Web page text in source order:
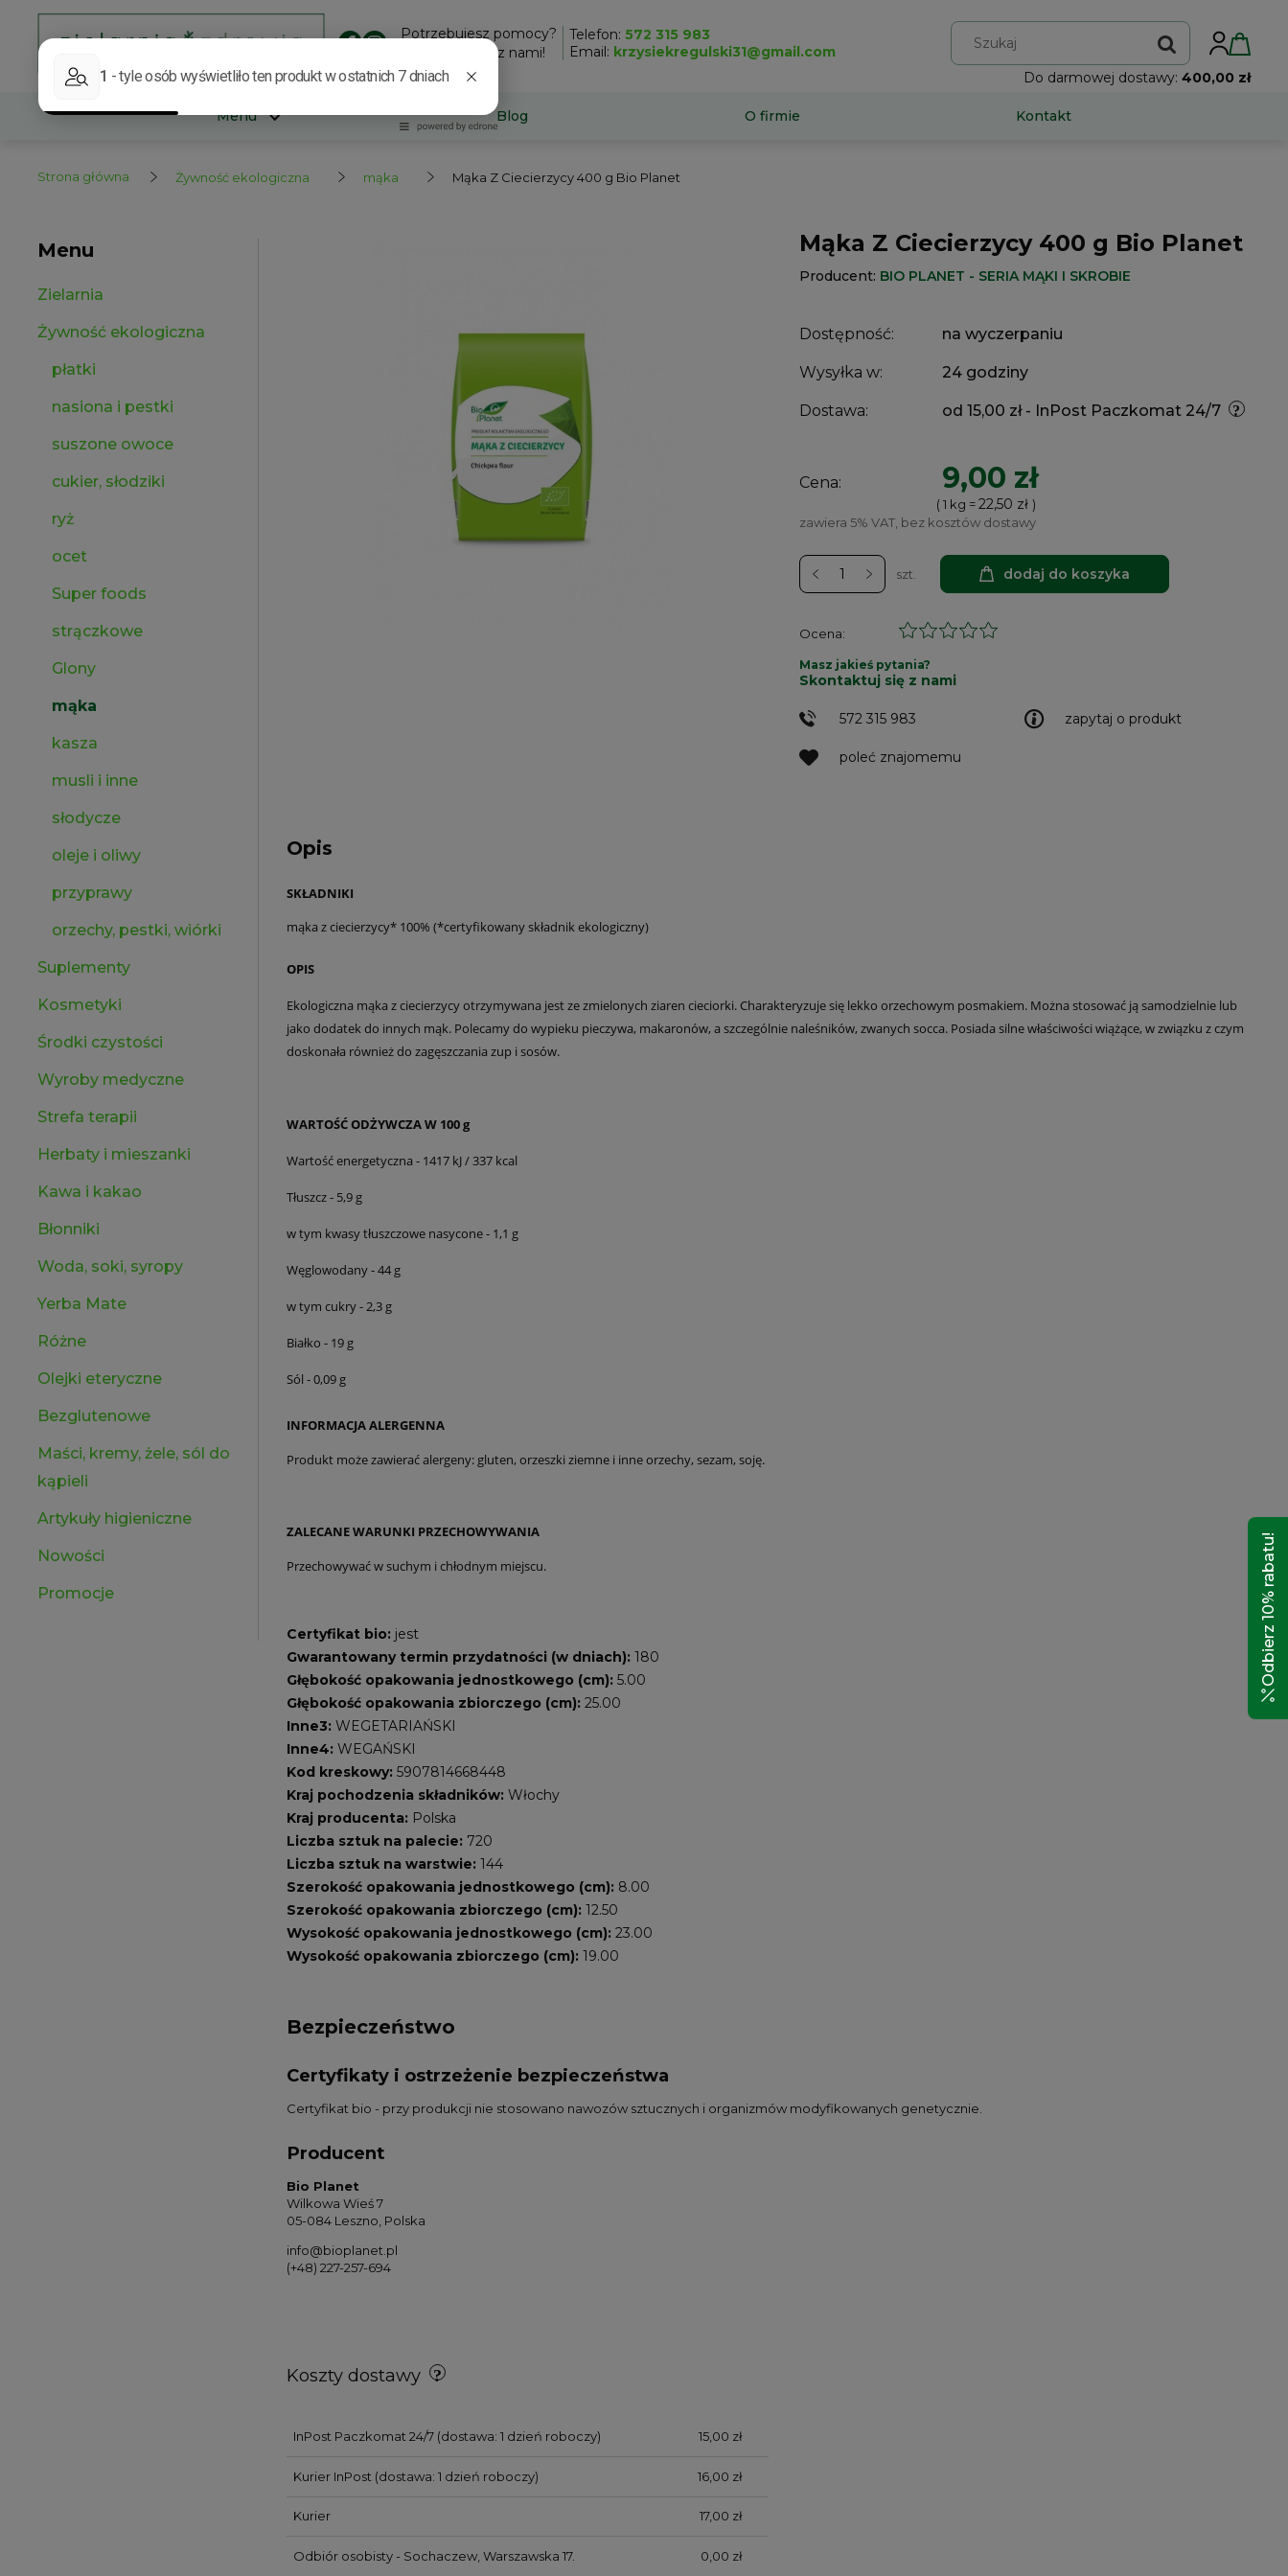
Potrzebujesz pomocy?
Skontaktuj się z nami!
Telefon: 572 315 983
Email: krzysiekregulski31@gmail.com
Do darmowej dostawy: 400,00 zł
Menu Blog O firmie Kontakt
Strona główna Żywność ekologiczna mąka Mąka Z Ciecierzycy 400 g Bio Planet
Menu
Zielarnia
Żywność ekologiczna
płatki
nasiona i pestki
suszone owoce
cukier, słodziki
ryż
ocet
Super foods
strączkowe
Glony
mąka
kasza
musli i inne
słodycze
oleje i oliwy
przyprawy
orzechy, pestki, wiórki
Suplementy
Kosmetyki
Środki czystości
Wyroby medyczne
Strefa terapii
Herbaty i mieszanki
Kawa i kakao
Błonniki
Woda, soki, syropy
Yerba Mate
Różne
Olejki eteryczne
Bezglutenowe
Maści, kremy, żele, sól do
kąpieli
Artykuły higieniczne
Nowości
Promocje
Mąka Z Ciecierzycy 400 g Bio Planet
Producent: BIO PLANET - SERIA MĄKI I SKROBIE
Dostępność: na wyczerpaniu
Wysyłka w: 24 godziny
Dostawa: od 15,00 zł - InPost Paczkomat 24/7
Cena: 9,00 zł
( 1 kg =22,50 zł)
zawiera 5% VAT, bez kosztów dostawy
szt. dodaj do koszyka
Ocena:
zapytaj o produkt
poleć znajomemu
Masz jakieś pytania?
Skontaktuj się z nami
572 315 983
Opis
SKŁADNIKI
mąka z ciecierzycy* 100% (*certyfikowany składnik ekologiczny)
OPIS
Ekologiczna mąka z ciecierzycy otrzymywana jest ze zmielonych ziaren cieciorki. Charakteryzuje się lekko orzechowym posmakiem. Można stosować ją samodzielnie lub
jako dodatek do innych mąk. Polecamy do wypieku pieczywa, makaronów, a szczególnie naleśników, zwanych socca. Posiada silne właściwości wiążące, w związku z czym
doskonała również do zagęszczania zup i sosów.
WARTOŚĆ ODŻYWCZA W 100 g
Wartość energetyczna - 1417 kJ / 337 kcal
Tłuszcz - 5,9 g
w tym kwasy tłuszczowe nasycone - 1,1 g
Węglowodany - 44 g
w tym cukry - 2,3 g
Białko - 19 g
Sól - 0,09 g
INFORMACJA ALERGENNA
Produkt może zawierać alergeny: gluten, orzeszki ziemne i inne orzechy, sezam, soję.
ZALECANE WARUNKI PRZECHOWYWANIA
Przechowywać w suchym i chłodnym miejscu.
Certyfikat bio: jest
Gwarantowany termin przydatności (w dniach): 180
Głębokość opakowania jednostkowego (cm): 5.00
Głębokość opakowania zbiorczego (cm): 25.00
Inne3: WEGETARIAŃSKI
Inne4: WEGAŃSKI
Kod kreskowy: 5907814668448
Kraj pochodzenia składników: Włochy
Kraj producenta: Polska
Liczba sztuk na palecie: 720
Liczba sztuk na warstwie: 144
Szerokość opakowania jednostkowego (cm): 8.00
Szerokość opakowania zbiorczego (cm): 12.50
Wysokość opakowania jednostkowego (cm): 23.00
Wysokość opakowania zbiorczego (cm): 19.00
Bezpieczeństwo
Certyfikaty i ostrzeżenie bezpieczeństwa
Certyfikat bio - przy produkcji nie stosowano nawozów sztucznych i organizmów modyfikowanych genetycznie.
Producent
Bio Planet
Wilkowa Wieś 7
05-084 Leszno, Polska
info@bioplanet.pl
(+48) 227-257-694
Koszty dostawy
InPost Paczkomat 24/7(dostawa: 1 dzień roboczy) 15,00 zł
Kurier InPost (dostawa: 1 dzień roboczy) 16,00 zł
Kurier 17,00 zł
Odbiór osobisty - Sochaczew, Warszawska 17. 0,00 zł
Odbierz 10% rabatu!